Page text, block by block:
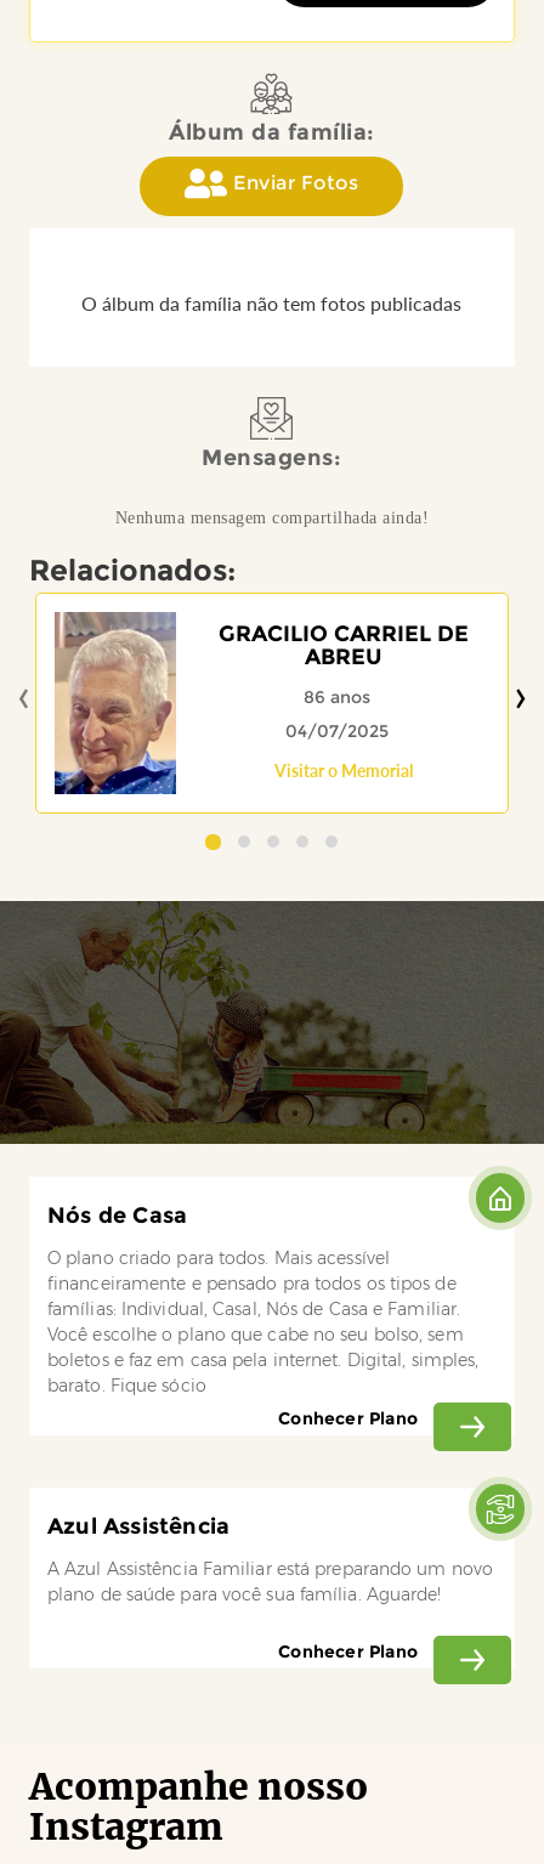
Álbum da família:
Enviar Fotos
O álbum da família não tem fotos publicadas
Mensagens:
Nenhuma mensagem compartilhada ainda!
Relacionados:
GRACILIO CARRIEL DE
ABREU
86 anos
04/07/2025
Visitar o Memorial
‹ ›
Nós de Casa
O plano criado para todos. Mais acessível
financeiramente e pensado pra todos os tipos de
famílias: Individual, Casal, Nós de Casa e Familiar.
Você escolhe o plano que cabe no seu bolso, sem
boletos e faz em casa pela internet. Digital, simples,
barato. Fique sócio
Conhecer Plano
Azul Assistência
A Azul Assistência Familiar está preparando um novo
plano de saúde para você sua família. Aguarde!
Conhecer Plano
Acompanhe nosso
Instagram